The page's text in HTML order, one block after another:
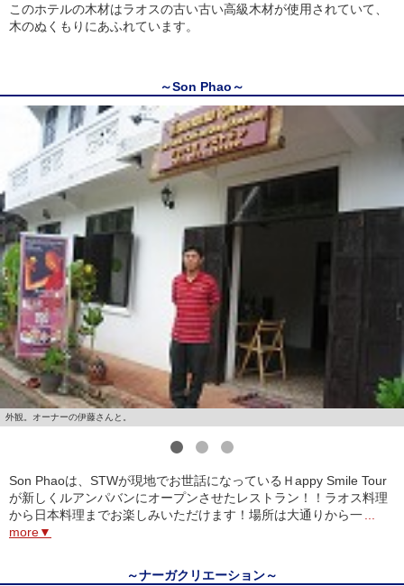
このホテルの木材はラオスの古い古い高級木材が使用されていて、
木のぬくもりにあふれています。
～Son Phao～
外観。オーナーの伊藤さんと。
Son Phaoは、STWが現地でお世話になっているＨappy Smile Tour
が新しくルアンパバンにオープンさせたレストラン！！ラオス料理
から日本料理までお楽しみいただけます！場所は大通りから一
more▼
～ナーガクリエーション～